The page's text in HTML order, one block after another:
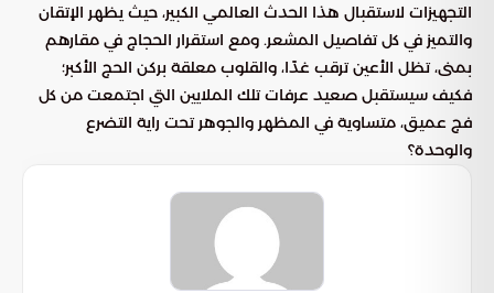
التجهيزات لاستقبال هذا الحدث العالمي الكبير، حيث يظهر الإتقان
والتميز في كل تفاصيل المشعر. ومع استقرار الحجاج في مقارهم
بمنى، تظل الأعين ترقب غدًا، والقلوب معلقة بركن الحج الأكبر؛
فكيف سيستقبل صعيد عرفات تلك الملايين التي اجتمعت من كل
فج عميق، متساوية في المظهر والجوهر تحت راية التضرع
والوحدة؟